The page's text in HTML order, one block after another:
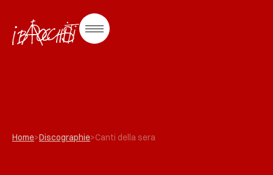
Home>Discographie>Canti della sera